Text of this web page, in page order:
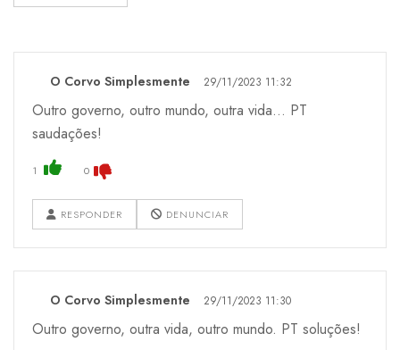
O Corvo Simplesmente 29/11/2023 11:32
Outro governo, outro mundo, outra vida... PT
saudações!
1 0
RESPONDER DENUNCIAR
O Corvo Simplesmente 29/11/2023 11:30
Outro governo, outra vida, outro mundo. PT soluções!